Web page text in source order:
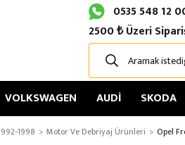
0535 548 12
2500 ₺ Üzeri
VOLKSWAGEN AUDİ SKODA
1998 Motor Ve Debriyaj Ürünleri Opel